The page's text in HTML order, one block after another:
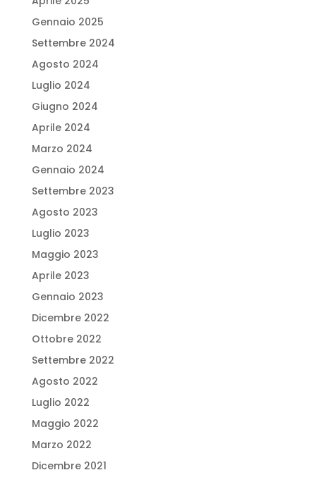
Gennaio 2025
Settembre 2024
Agosto 2024
Luglio 2024
Giugno 2024
Aprile 2024
Marzo 2024
Gennaio 2024
Settembre 2023
Agosto 2023
Luglio 2023
Maggio 2023
Aprile 2023
Gennaio 2023
Dicembre 2022
Ottobre 2022
Settembre 2022
Agosto 2022
Luglio 2022
Maggio 2022
Marzo 2022
Dicembre 2021